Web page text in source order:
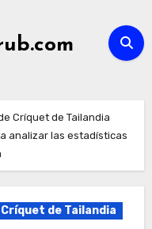
Críquet de Tailandia
analizar las estadísticas
de Tailandia